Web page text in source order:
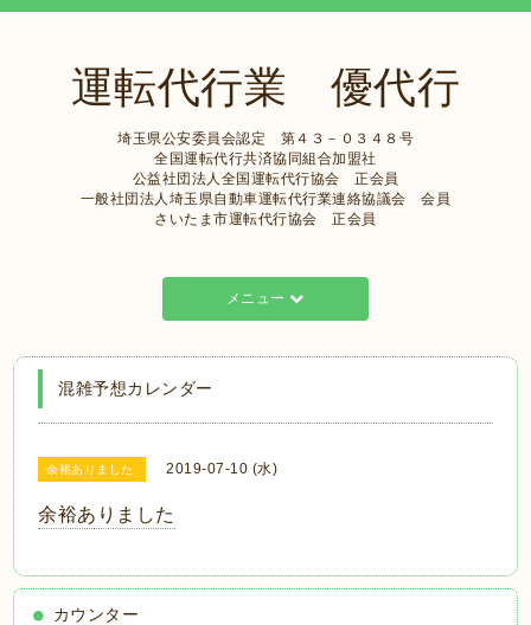
運転代行業 優代行
埼玉県公安委員会認定 第４３－０３４８号
全国運転代行共済協同組合加盟社
公益社団法人全国運転代行協会 正会員
一般社団法人埼玉県自動車運転代行業連絡協議会 会員
さいたま市運転代行協会 正会員
メニュー
混雑予想カレンダー
余裕ありました 2019-07-10 (水)
余裕ありました
カウンター